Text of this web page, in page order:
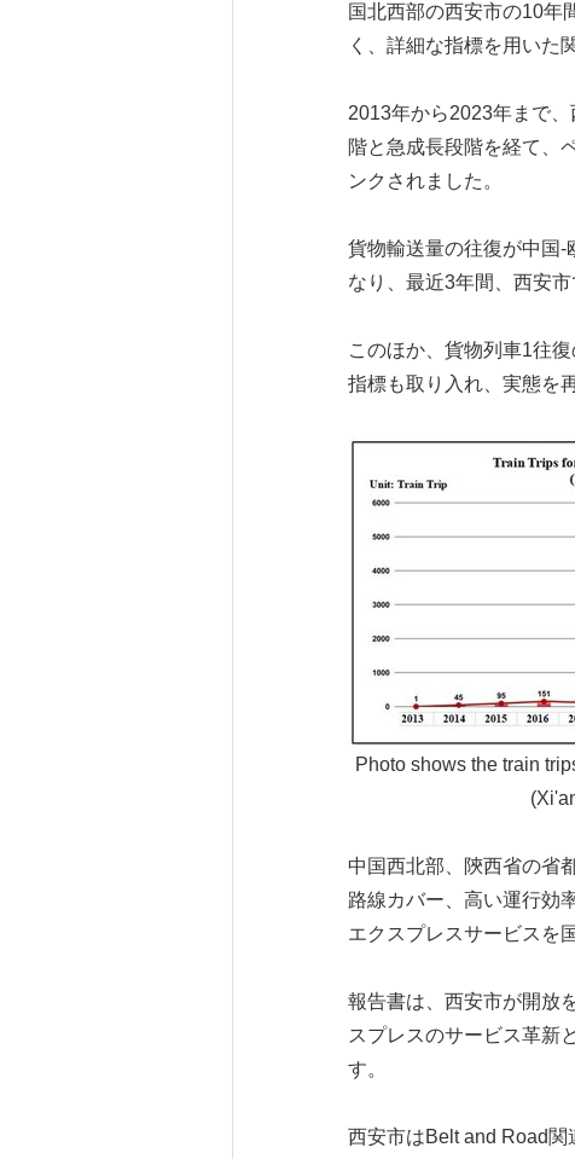
国北西部の西安市の10年
く、詳細な指標を用いた
2013年から2023年まで
階と急成長段階を経て、
ンクされました。
貨物輸送量の往復が中国
なり、最近3年間、西安
このほか、貨物列車1往
指標も取り入れ、実態を
Photo shows the train
中国西北部、陝西省の省
路線カバー、高い運行効
エクスプレスサービスを
報告書は、西安市が開放
スプレスのサービス革新
す。
西安市はBelt and Road